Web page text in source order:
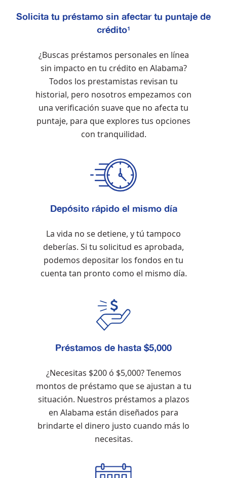
Solicita tu préstamo sin afectar tu puntaje de
crédito1
¿Buscas préstamos personales en línea
sin impacto en tu crédito en Alabama?
Todos los prestamistas revisan tu
historial, pero nosotros empezamos con
una verificación suave que no afecta tu
puntaje, para que explores tus opciones
con tranquilidad.
Depósito rápido el mismo día
La vida no se detiene, y tú tampoco
deberías. Si tu solicitud es aprobada,
podemos depositar los fondos en tu
cuenta tan pronto como el mismo día.
Préstamos de hasta $5,000
¿Necesitas $200 ó $5,000? Tenemos
montos de préstamo que se ajustan a tu
situación. Nuestros préstamos a plazos
en Alabama están diseñados para
brindarte el dinero justo cuando más lo
necesitas.